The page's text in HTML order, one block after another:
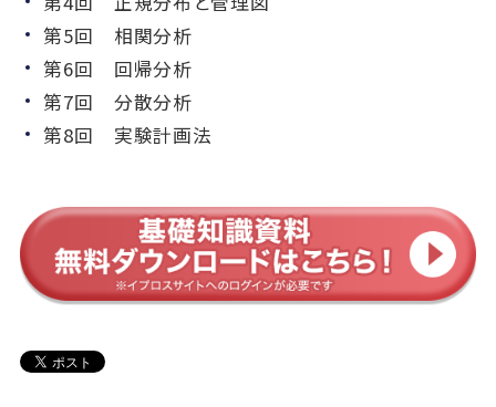
第5回 相関分析
第6回 回帰分析
第7回 分散分析
第8回 実験計画法